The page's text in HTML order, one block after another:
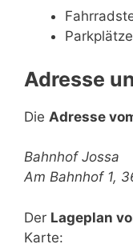
Parkplätze
Adresse
Die Adresse
Bahnhof Jossa
Am Bahnhof 1,
Der Lageplan
Karte: